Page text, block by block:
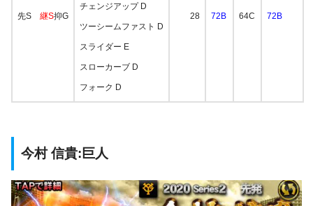
先S 継S抑G
チェンジアップ D
ツーシームファスト D
スライダー E
スローカーブ D
フォーク D
28 72B 64C 72B
今村 信貴:巨人